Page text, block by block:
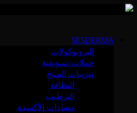
content
SESDERMA
البروتوكولات
حملات تسويقية
تدريبات المنتج
النظافة
الترطيب
مضادات الأكسدة